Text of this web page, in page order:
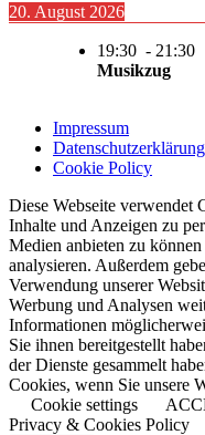
20. August 2026
19:30 - 21:30
Musikzug
Impressum
Datenschutzerklärung
Cookie Policy
Diese Webseite verwendet
Inhalte und Anzeigen zu
Medien anbieten zu
analysieren. Außerdem
Verwendung unserer
Werbung und Analysen
Informationen
Sie ihnen bereitgestellt
der Dienste gesammelt
Cookies, wenn Sie unsere
Cookie settings
Privacy & Cookies Policy